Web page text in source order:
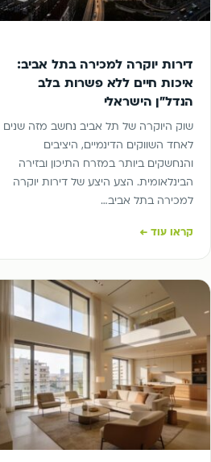
דירות יוקרה למכירה בתל אביב:
איכות חיים ללא פשרות בלב
הנדל"ן הישראלי
שוק היוקרה של תל אביב נחשב מזה שנים
לאחד השווקים הדינמיים, היציבים
והנחשקים ביותר במזרח התיכון ובזירה
הבינלאומית. הצע היצע של דירות יוקרה
למכירה בתל אביב…
קראו עוד ←